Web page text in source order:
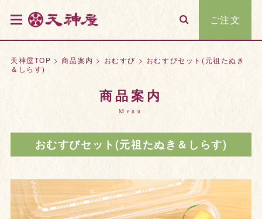
ご注文
天神屋TOP >商品案内 > おむすび > おむすびセット(元祖たぬき
＆しらす)
商品案内
Menu
おむすびセット(元祖たぬき＆しらす)